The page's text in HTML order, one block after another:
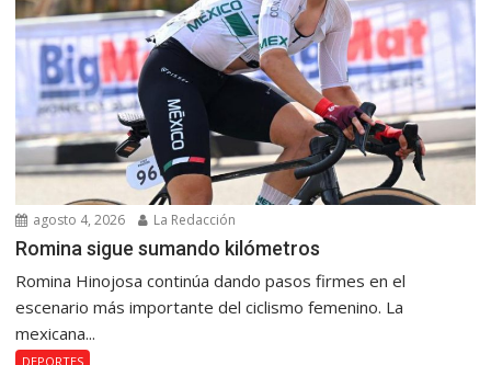
agosto 4, 2026 La Redacción
Romina sigue sumando kilómetros
Romina Hinojosa continúa dando pasos firmes en el
escenario más importante del ciclismo femenino. La
mexicana...
DEPORTES